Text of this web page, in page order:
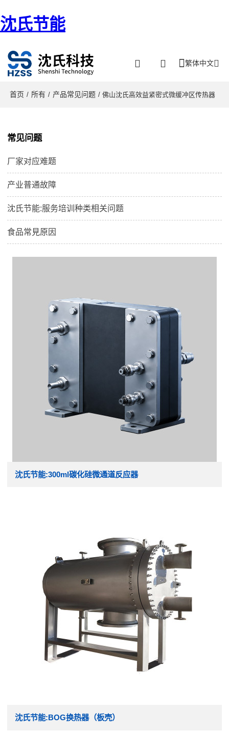
沈氏节能
繁体中文
首页 / 所有 / 产品常见问题 / 佛山沈氏高效益紧密式微缓冲区传热器
常见问题
厂家对应难题
产业普通故障
沈氏节能:服务培训种类相关问题
食品常見原因
沈氏节能:300ml碳化硅微通道反应器
沈氏节能:BOG换热器（板壳）